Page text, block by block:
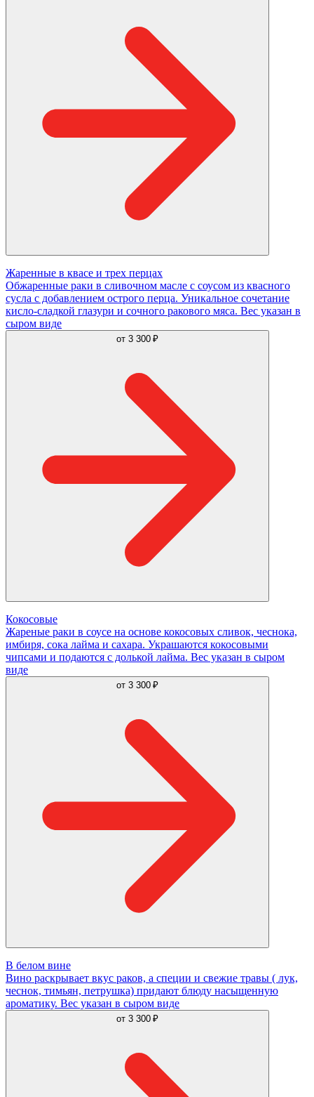
Жаренные в квасе и трех перцах
Обжаренные раки в сливочном масле с соусом из квасного
сусла с добавлением острого перца. Уникальное сочетание
кисло-сладкой глазури и сочного ракового мяса. Вес указан в
сыром виде
от 3 300 ₽
Кокосовые
Жареные раки в соусе на основе кокосовых сливок, чеснока,
имбиря, сока лайма и сахара. Украшаются кокосовыми
чипсами и подаются с долькой лайма. Вес указан в сыром
виде
от 3 300 ₽
В белом вине
Вино раскрывает вкус раков, а специи и свежие травы ( лук,
чеснок, тимьян, петрушка) придают блюду насыщенную
ароматику. Вес указан в сыром виде
от 3 300 ₽